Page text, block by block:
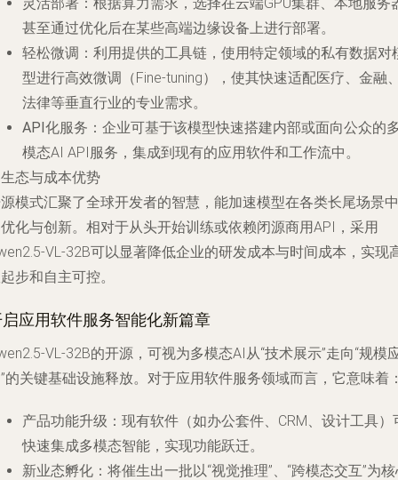
甚至通过优化后在某些高端边缘设备上进行部署。
轻松微调 ：利用提供的工具链，使用特定领域的私有数据对
型进行高效微调（Fine-tuning），使其快速适配医疗、金融
法律等垂直行业的专业需求。
API化服务 ：企业可基于该模型快速搭建内部或面向公众的
模态AI API服务，集成到现有的应用软件和工作流中。
态与成本优势
模式汇聚了全球开发者的智慧，能加速模型在各类长尾场景中
化与创新。相对于从头开始训练或依赖闭源商用API，采用
VL-32B可以显著降低企业的研发成本与时间成本，实现
步和自主可控。
应用软件服务智能化新篇章
VL-32B的开源，可视为多模态AI从“技术展示”走向“规模
的关键基础设施释放。对于应用软件服务领域而言，它意味着
产品功能升级 ：现有软件（如办公套件、CRM、设计工具）
快速集成多模态智能，实现功能跃迁。
新业态孵化 ：将催生出一批以“视觉推理”、“跨模态交互”为